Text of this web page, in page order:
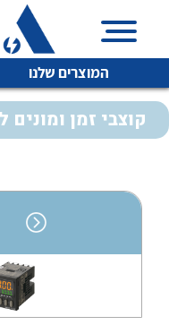
המוצרים שלנו
איכות
אטקה בע”מ היא
מיתוג, בקרה ,
מיתוג
קוצבי זמן ומונים